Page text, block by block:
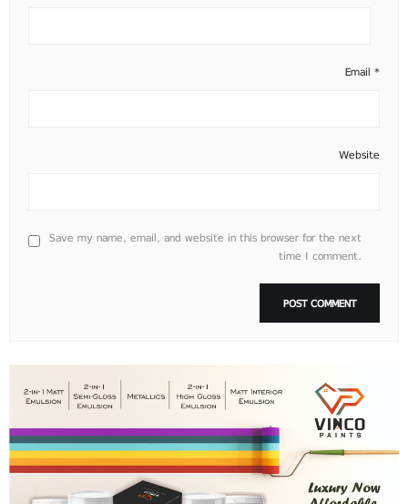
Email *
Website
Save my name, email, and website in this browser for the next
time I comment.